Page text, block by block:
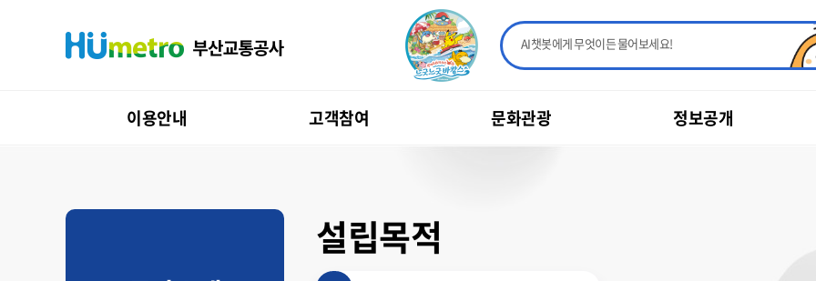
AI챗봇에게 무엇이든 물어보세요!
이용안내 고객참여 문화관광 정보공개
설립목적